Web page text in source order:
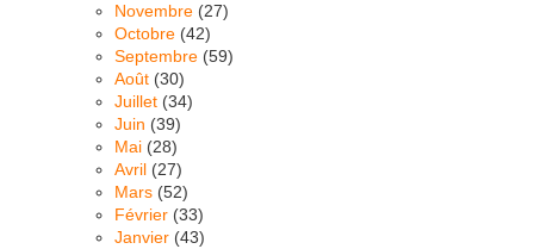
Novembre (27)
Octobre (42)
Septembre (59)
Août (30)
Juillet (34)
Juin (39)
Mai (28)
Avril (27)
Mars (52)
Février (33)
Janvier (43)